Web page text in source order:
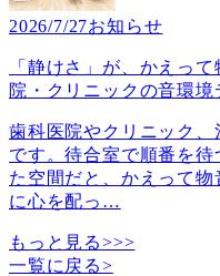
2026/7/27お知らせ
「静けさ」が、かえっ
院・クリニックの音環境
歯科医院やクリニック
です。待合室で順番を
た空間だと、かえって
に心を配っ …
もっと見る>>>
一覧に戻る>